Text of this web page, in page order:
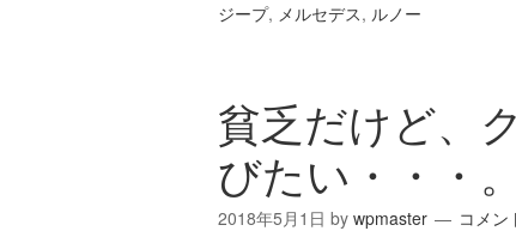
ジープ, メルセデス, ルノー
貧乏だけど、
びたい・・・。
2018年5月1日 by wpmaster コメン